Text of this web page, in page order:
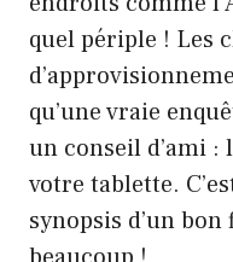
quel périple ! Les
qu’une vraie
un conseil d’ami :
votre tablette.
synopsis d’un